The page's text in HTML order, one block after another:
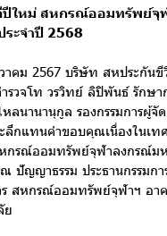
ปีใหม่ สหกรณ์ออมทรัพย์จุ
ะจำปี 2568
2567 บริษัท สหประกันขี
วจโท วรวิทย์ ลิปิพันธ์ รักษาก
ลนานานุกูล รองกรรมการผู้จั
ลึกแทนคำขอบคุณเนื่องในเท
กรณ์ออมทรัพย์จุฬาลงกรณ์ม
ปัญญาธรรม ประธานกรรมก
สหกรณ์ออมทรัพย์จุฬาฯ อาค
ย